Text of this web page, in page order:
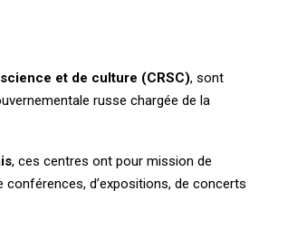
et de culture (CRSC), sont
russe chargée de la
, ces centres ont pour mission de
d’expositions, de concerts